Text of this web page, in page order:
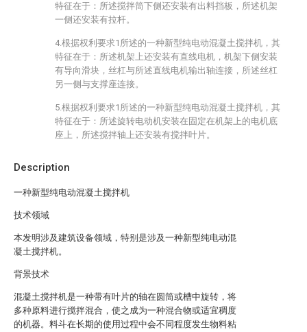
Description
一种新型纯电动混凝土搅拌机
技术领域
本发明涉及建筑设备领域，特别是涉及一种新型纯电动混
凝土搅拌机。
背景技术
混凝土搅拌机是一种带有叶片的轴在圆筒或槽中旋转，将
多种原料进行搅拌混合，使之成为一种混合物或适宜稠度
的机器。料斗在长期的使用过程中会不同程度发生物料粘
特征在于：所述搅拌筒下侧还安装有出料挡板，所述机架
一侧还安装有拉杆。
4.根据权利要求1所述的一种新型纯电动混凝土搅拌机，其
特征在于：所述机架上还安装有直线电机，机架下侧安装
有导向滑块，丝杠与所述直线电机输出轴连接，所述丝杠
另一侧与支撑座连接。
5.根据权利要求1所述的一种新型纯电动混凝土搅拌机，其
特征在于：所述旋转电动机安装在固定在机架上的电机底
座上，所述搅拌轴上还安装有搅拌叶片。